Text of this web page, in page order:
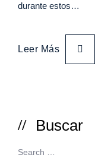
durante estos…
Leer Más
Buscar